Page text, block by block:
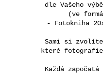
dle Vašeho
(ve
- Fotokniha
Sami si
které
Každá